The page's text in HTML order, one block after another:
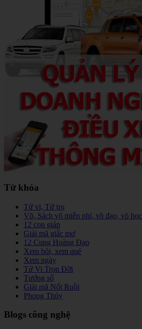
Từ khóa
Tử vi, Tứ trụ
Võ, Sách võ miễn phí, võ đạo, võ học
12 con giáp
Giải mã giấc mơ
12 Cung Hoàng Đạo
Xem bói, xem quẻ
Xem ngày
Tử Vi Trọn Đời
Tướng số
Giải mã Nốt Ruồi
Phong Thủy
Blogs công nghệ